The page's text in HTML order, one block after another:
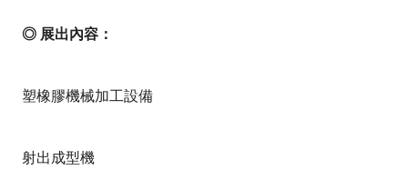
◎ 展出內容：
塑橡膠機械加工設備
射出成型機